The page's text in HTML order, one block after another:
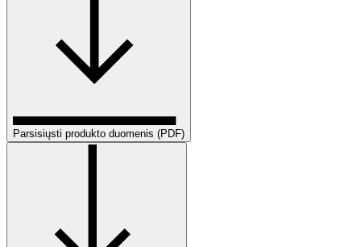
Parsisiųsti produkto duomenis (PDF)